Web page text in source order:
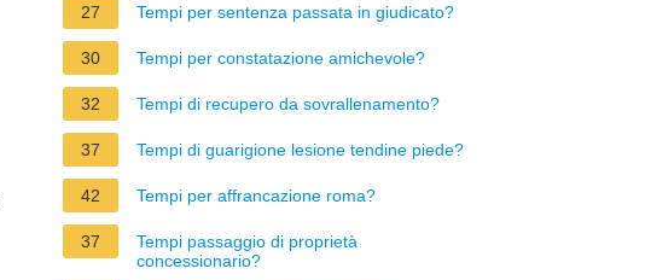
27 Tempi per sentenza passata in giudicato?
30 Tempi per constatazione amichevole?
32 Tempi di recupero da sovrallenamento?
37 Tempi di guarigione lesione tendine piede?
42 Tempi per affrancazione roma?
37
Tempi passaggio di proprietà
concessionario?